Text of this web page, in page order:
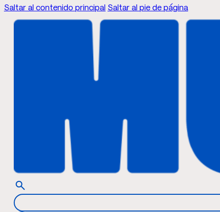
Saltar al contenido principal Saltar al pie de página